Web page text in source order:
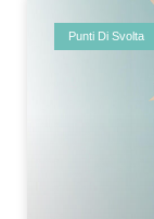
Punti Di Svolta